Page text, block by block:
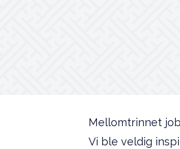
Mellomtrinnet
Vi ble veldig